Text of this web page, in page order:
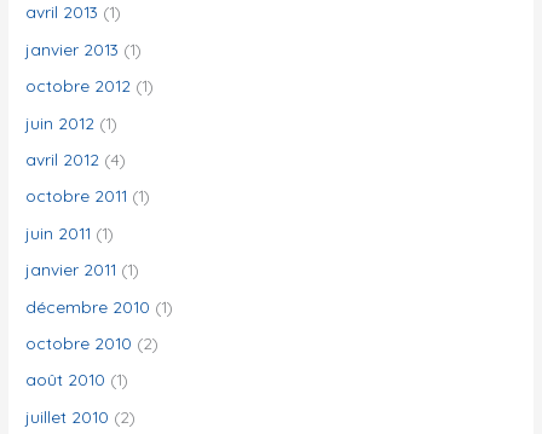
avril 2013 (1)
janvier 2013 (1)
octobre 2012 (1)
juin 2012 (1)
avril 2012 (4)
octobre 2011 (1)
juin 2011 (1)
janvier 2011 (1)
décembre 2010 (1)
octobre 2010 (2)
août 2010 (1)
juillet 2010 (2)